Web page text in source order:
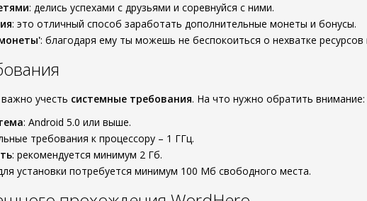
: делись успехами с друзьями и соревнуйся с ними.
: это отличный способ заработать дополнительные монеты и бонусы.
: благодаря ему ты можешь не беспокоиться о нехватке ресурсов
учесть системные требования. На что нужно обратить внимание:
: Android 5.0 или выше.
требования к процессору – 1 ГГц.
: рекомендуется минимум 2 Гб.
установки потребуется минимум 100 Мб свободного места.